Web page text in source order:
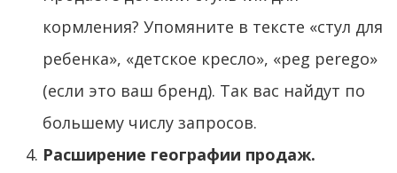
кормления? Упомяните в тексте «стул для
ребенка», «детское кресло», «peg perego»
(если это ваш бренд). Так вас найдут по
большему числу запросов.
Расширение географии продаж.